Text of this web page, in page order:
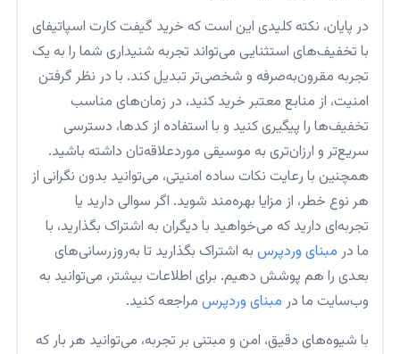
در پایان، نکته کلیدی این است که خرید گیفت کارت اسپاتیفای
با تخفیف‌های استثنایی می‌تواند تجربه شنیداری شما را به یک
تجربه مقرون‌به‌صرفه و شخصی‌تر تبدیل کند. با در نظر گرفتن
امنیت، از منابع معتبر خرید کنید، در زمان‌های مناسب
تخفیف‌ها را پیگیری کنید و با استفاده از کدها، دسترسی
سریع‌تر و ارزان‌تری به موسیقی موردعلاقه‌تان داشته باشید.
همچنین با رعایت نکات ساده امنیتی، می‌توانید بدون نگرانی از
هر نوع خطر، از مزایا بهره‌مند شوید. اگر سوالی دارید یا
تجربه‌ای دارید که می‌خواهید با دیگران به اشتراک بگذارید، با
ما در مبنای وردپرس به اشتراک بگذارید تا به‌روزرسانی‌های
بعدی را هم پوشش دهیم. برای اطلاعات بیشتر، می‌توانید به
وب‌سایت ما در مبنای وردپرس مراجعه کنید.
با شیوه‌های دقیق، امن و مبتنی بر تجربه، می‌توانید هر بار که